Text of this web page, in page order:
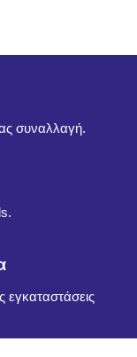
συναλλαγή.
εγκαταστάσεις